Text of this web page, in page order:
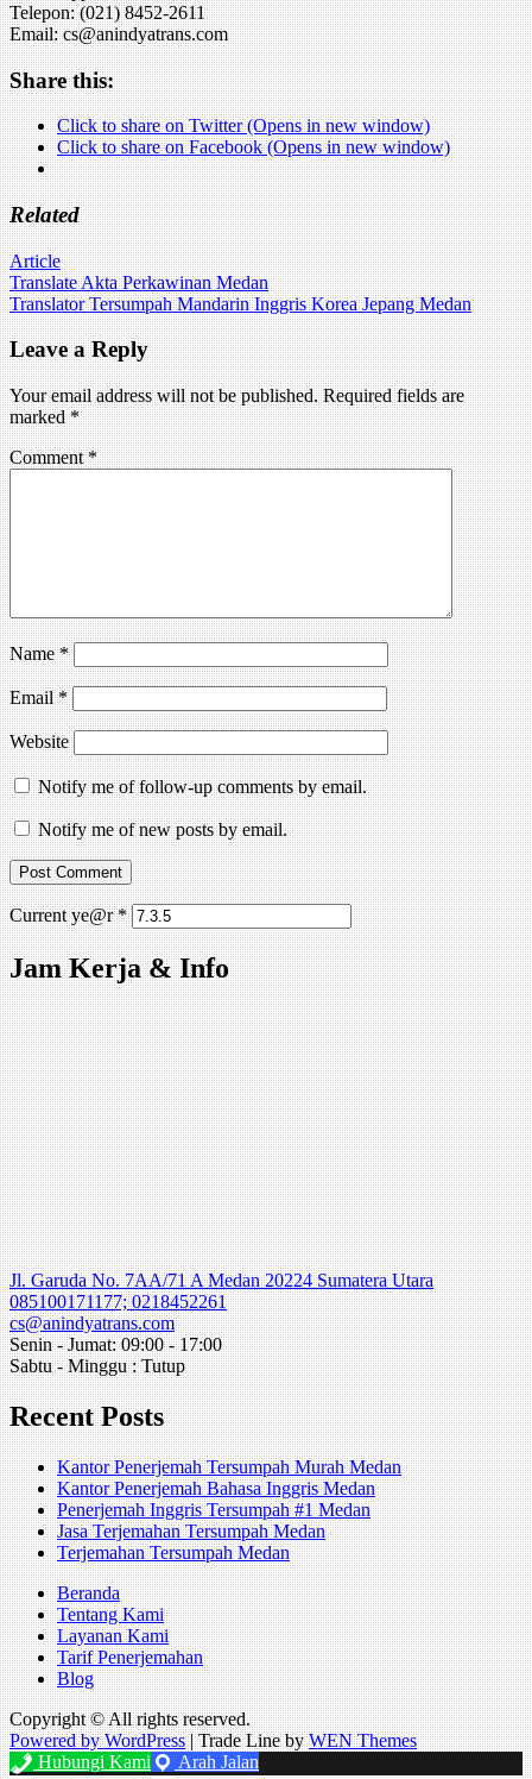
Telepon: (021) 8452-2611
Email: cs@anindyatrans.com
Share this:
Click to share on Twitter (Opens in new window)
Click to share on Facebook (Opens in new window)
Related
Article
Post
navigation
Translate Akta Perkawinan Medan
Translator Tersumpah Mandarin Inggris Korea Jepang Medan
Leave a Reply
Your email address will not be published. Required fields are
marked*
Comment*
Name*
Email*
Website
Notify me of follow-up comments by email.
Notify me of new posts by email.
Current ye@r*
Jam Kerja & Info
Jl. Garuda No. 7AA/71 A Medan 20224 Sumatera Utara
085100171177; 0218452261
cs@anindyatrans.com
Senin - Jumat: 09:00 - 17:00
Sabtu - Minggu : Tutup
Recent Posts
Kantor Penerjemah Tersumpah Murah Medan
Kantor Penerjemah Bahasa Inggris Medan
Penerjemah Inggris Tersumpah #1 Medan
Jasa Terjemahan Tersumpah Medan
Terjemahan Tersumpah Medan
Beranda
Tentang Kami
Layanan Kami
Tarif Penerjemahan
Blog
Copyright © All rights reserved.
Powered by WordPress |Trade Line byWEN Themes
Hubungi Kami
Arah Jalan